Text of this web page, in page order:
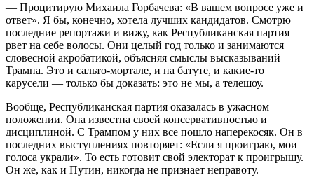
— Процитирую Михаила Горбачева: «В вашем вопросе уже и
ответ». Я бы, конечно, хотела лучших кандидатов. Смотрю
последние репортажи и вижу, как Республиканская партия
рвет на себе волосы. Они целый год только и занимаются
словесной акробатикой, объясняя смыслы высказываний
Трампа. Это и сальто-мортале, и на батуте, и какие-то
карусели — только бы доказать: это не мы, а телешоу.
Вообще, Республиканская партия оказалась в ужасном
положении. Она известна своей консервативностью и
дисциплиной. С Трампом у них все пошло наперекосяк. Он в
последних выступлениях повторяет: «Если я проиграю, мои
голоса украли». То есть готовит свой электорат к проигрышу.
Он же, как и Путин, никогда не признает неправоту.